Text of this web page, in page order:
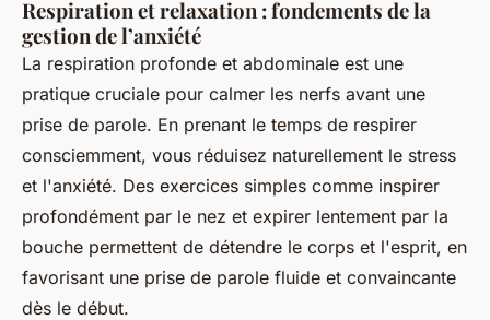
Respiration et relaxation : fondements de la
gestion de l’anxiété
La respiration profonde et abdominale est une
pratique cruciale pour calmer les nerfs avant une
prise de parole. En prenant le temps de respirer
consciemment, vous réduisez naturellement le stress
et l'anxiété. Des exercices simples comme inspirer
profondément par le nez et expirer lentement par la
bouche permettent de détendre le corps et l'esprit, en
favorisant une prise de parole fluide et convaincante
dès le début.